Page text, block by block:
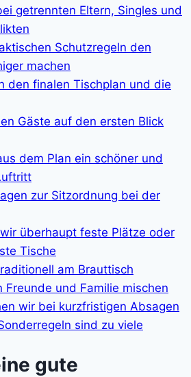
getrennten Eltern, Singles und
Schutzregeln den
machen
den finalen Tischplan und die
Gäste auf den ersten Blick
dem Plan ein schöner und
zur Sitzordnung bei der
überhaupt feste Plätze oder
Tische
am Brauttisch
Freunde und Familie mischen
wir bei kurzfristigen Absagen
sind zu viele
gute